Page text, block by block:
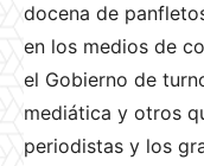
docena de
en los medios de
el Gobierno de
mediática y otros
periodistas y los